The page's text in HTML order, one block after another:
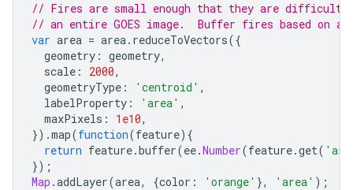
// Fires are small enough that they are difficult
// an entire GOES image.  Buffer fires based on
var area = area. reduceToVectors({
geometry : geometry,
scale : 2000,
geometryType : 'centroid' ,
labelProperty : 'area' ,
maxPixels : 1e10,
}).map(function(feature){
return feature.buffer(ee.Number(feature.get(
});
Map .addLayer(area, {color : 'orange' }, 'area' );